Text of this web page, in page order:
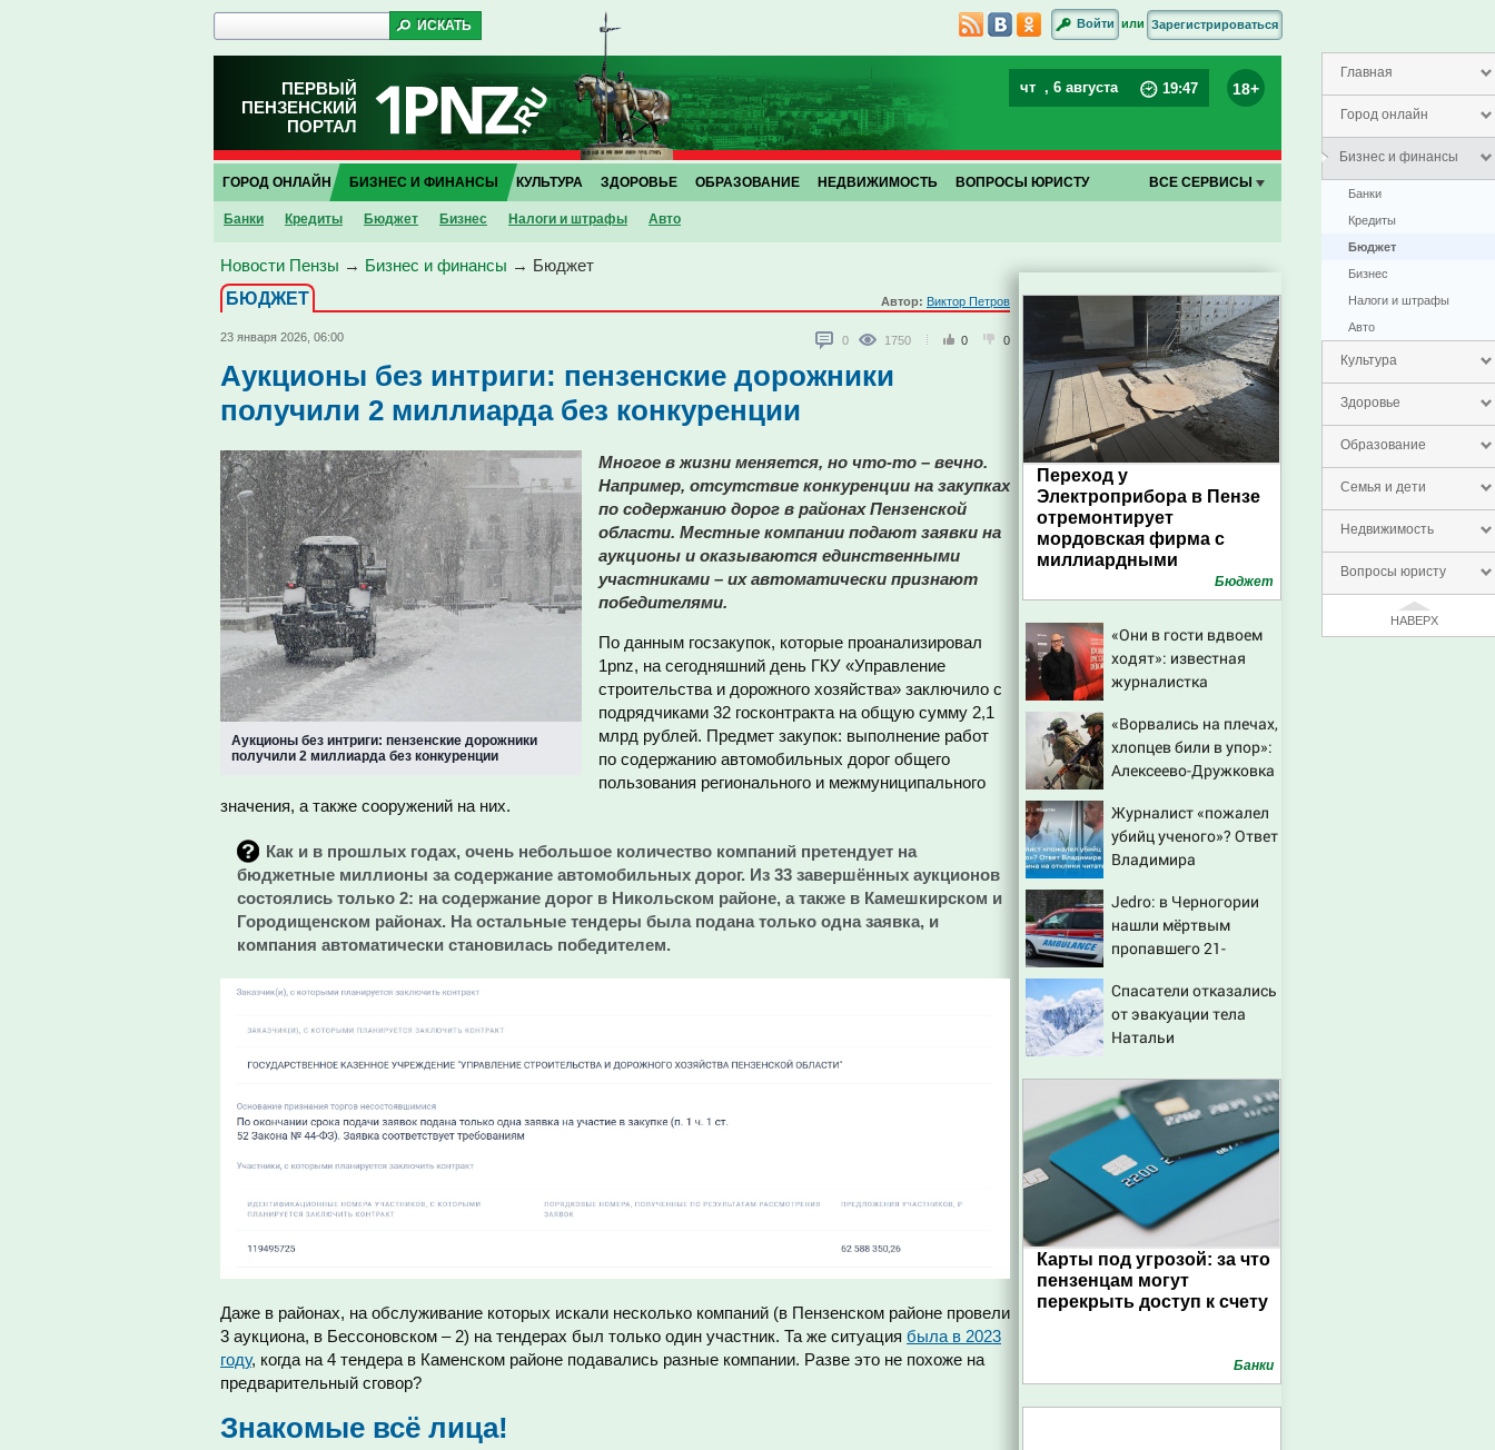
Главная
Город онлайн
Бизнес и финансы
Банки
Кредиты
Бюджет
Бизнес
Налоги и штрафы
Авто
Культура
Здоровье
Образование
Семья и дети
Недвижимость
Вопросы юристу
НАВЕРХ
Войти или Зарегистрироваться
ПЕРВЫЙ
ПЕНЗЕНСКИЙ
ПОРТАЛ
чт , 6 августа 19:47 18+
ГОРОД ОНЛАЙН БИЗНЕС И ФИНАНСЫ
Банки Кредиты Бюджет Бизнес Налоги и штрафы Авто
КУЛЬТУРА ЗДОРОВЬЕ ОБРАЗОВАНИЕ НЕДВИЖИМОСТЬ ВОПРОСЫ ЮРИСТУ ВСЕ СЕРВИСЫ
Новости Пензы → Бизнес и финансы → Бюджет
БЮДЖЕТ
Автор: Виктор Петров
23 января 2026, 06:00 0 1750 0 0
Аукционы без интриги: пензенские дорожники
получили 2 миллиарда без конкуренции
Аукционы без интриги: пензенские дорожники
получили 2 миллиарда без конкуренции
Многое в жизни меняется, но что-то – вечно.
Например, отсутствие конкуренции на закупках
по содержанию дорог в районах Пензенской
области. Местные компании подают заявки на
аукционы и оказываются единственными
участниками – их автоматически признают
победителями.
По данным госзакупок, которые проанализировал
1pnz, на сегодняшний день ГКУ «Управление
строительства и дорожного хозяйства» заключило с
подрядчиками 32 госконтракта на общую сумму 2,1
млрд рублей. Предмет закупок: выполнение работ
по содержанию автомобильных дорог общего
пользования регионального и межмуниципального
значения, а также сооружений на них.
Как и в прошлых годах, очень небольшое количество компаний претендует на
бюджетные миллионы за содержание автомобильных дорог. Из 33 завершённых аукционов
состоялись только 2: на содержание дорог в Никольском районе, а также в Камешкирском и
Городищенском районах. На остальные тендеры была подана только одна заявка, и
компания автоматически становилась победителем.
Даже в районах, на обслуживание которых искали несколько компаний (в Пензенском районе провели
3 аукциона, в Бессоновском – 2) на тендерах был только один участник. Та же ситуация была в 2023
году, когда на 4 тендера в Каменском районе подавались разные компании. Разве это не похоже на
предварительный сговор?
Знакомые всё лица!
Переход у
Электроприбора в Пензе
отремонтирует
мордовская фирма с
миллиардными
Бюджет
«Они в гости вдвоем
ходят»: известная
журналистка
Бондарчука и
Исаковой
«Ворвались на плечах,
хлопцев били в упор»:
Алексеево-Дружковка
для «птах Мадьяра»
Журналист «пожалел
убийц ученого»? Ответ
Владимира
читателей
Jedro: в Черногории
нашли мёртвым
пропавшего 21-
Спасатели отказались
от эвакуации тела
Натальи
семитысячника
Карты под угрозой: за что
пензенцам могут
перекрыть доступ к счету
Банки